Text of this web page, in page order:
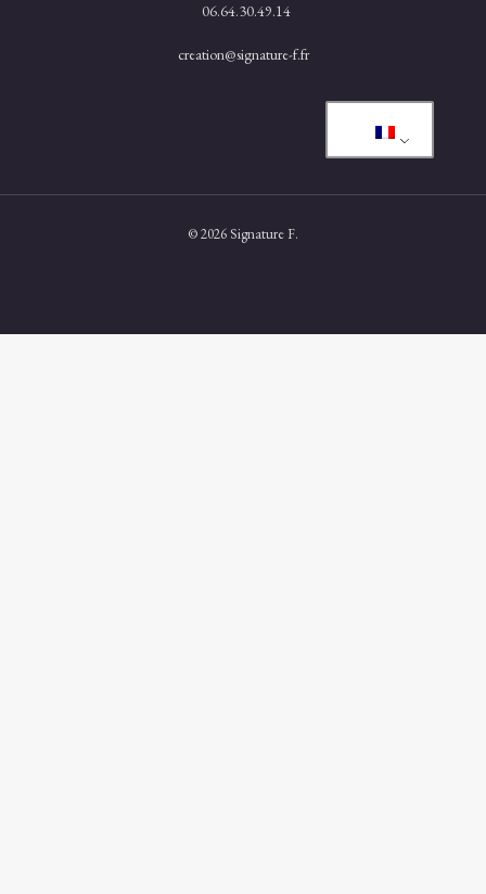
06.64.30.49.14
creation@signature-f.fr
© 2026 Signature F.